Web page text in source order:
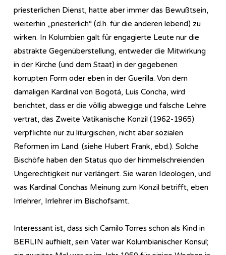
priesterlichen Dienst, hatte aber immer das Bewußtsein,
weiterhin „priesterlich“ (d.h. für die anderen lebend) zu
wirken. In Kolumbien galt für engagierte Leute nur die
abstrakte Gegenüberstellung, entweder die Mitwirkung
in der Kirche (und dem Staat) in der gegebenen
korrupten Form oder eben in der Guerilla. Von dem
damaligen Kardinal von Bogotá, Luis Concha, wird
berichtet, dass er die völlig abwegige und falsche Lehre
vertrat, das Zweite Vatikanische Konzil (1962-1965)
verpflichte nur zu liturgischen, nicht aber sozialen
Reformen im Land. (siehe Hubert Frank, ebd.). Solche
Bischöfe haben den Status quo der himmelschreienden
Ungerechtigkeit nur verlängert. Sie waren Ideologen, und
was Kardinal Conchas Meinung zum Konzil betrifft, eben
Irrlehrer, Irrlehrer im Bischofsamt.
Interessant ist, dass sich Camilo Torres schon als Kind in
BERLIN aufhielt, sein Vater war Kolumbianischer Konsul;